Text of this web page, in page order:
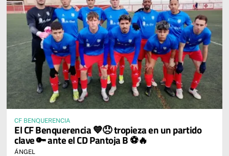
CF BENQUERENCIA
El CF Benquerencia 💙😞 tropieza en un partido
clave 🔑 ante el CD Pantoja B ⚽🔥
ÁNGEL